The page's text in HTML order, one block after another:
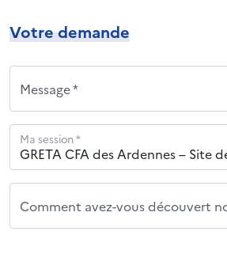
Votre demande
Message *
Ma session *
Comment avez-vous découvert